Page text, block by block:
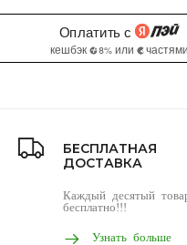
БЕСПЛАТНАЯ
ДОСТАВКА
Каждый десятый
бесплатно!!!
Узнать больше